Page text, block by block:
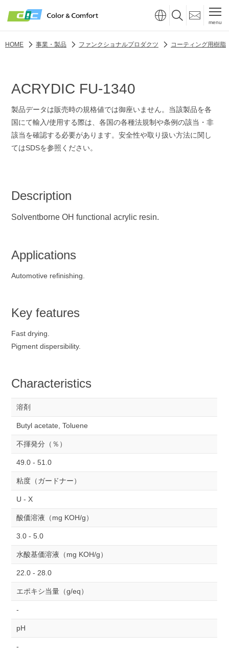
menu
HOME 事業・製品 ファンクショナルプロダクツ コーティング用樹脂
ACRYDIC FU-1340
製品データは販売時の規格値では御座いません。当該製品を各
国にて輸入/使用する際は、各国の各種法規制や条例の該当・非
該当を確認する必要があります。安全性や取り扱い方法に関し
てはSDSを参照ください。
Description
Solventborne OH functional acrylic resin.
Applications
Automotive refinishing.
Key features
Fast drying.
Pigment dispersibility.
Characteristics
溶剤
Butyl acetate, Toluene
不揮発分（％）
49.0 - 51.0
粘度（ガードナー）
U - X
酸価溶液（mg KOH/g）
3.0 - 5.0
水酸基価溶液（mg KOH/g）
22.0 - 28.0
エポキシ当量（g/eq）
-
pH
-